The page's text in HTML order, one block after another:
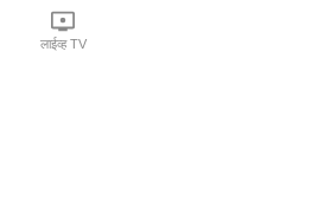
लाईव्ह TV